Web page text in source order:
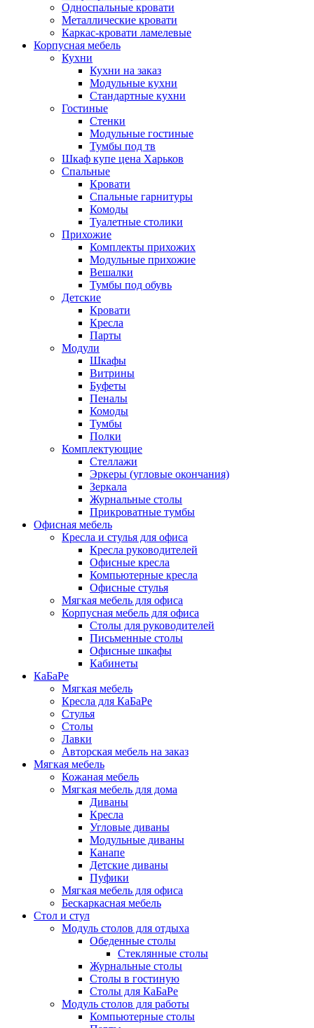
Односпальные кровати
Металлические кровати
Каркас-кровати ламелевые
Корпусная мебель
Кухни
Кухни на заказ
Модульные кухни
Стандартные кухни
Гостиные
Стенки
Модульные гостиные
Тумбы под тв
Шкаф купе цена Харьков
Спальные
Кровати
Спальные гарнитуры
Комоды
Туалетные столики
Прихожие
Комплекты прихожих
Модульные прихожие
Вешалки
Тумбы под обувь
Детские
Кровати
Кресла
Парты
Модули
Шкафы
Витрины
Буфеты
Пеналы
Комоды
Тумбы
Полки
Комплектующие
Стеллажи
Эркеры (угловые окончания)
Зеркала
Журнальные столы
Прикроватные тумбы
Офисная мебель
Кресла и стулья для офиса
Кресла руководителей
Офисные кресла
Компьютерные кресла
Офисные стулья
Мягкая мебель для офиса
Корпусная мебель для офиса
Столы для руководителей
Письменные столы
Офисные шкафы
Кабинеты
КаБаРе
Мягкая мебель
Кресла для КаБаРе
Стулья
Столы
Лавки
Авторская мебель на заказ
Мягкая мебель
Кожаная мебель
Мягкая мебель для дома
Диваны
Кресла
Угловые диваны
Модульные диваны
Канапе
Детские диваны
Пуфики
Мягкая мебель для офиса
Бескаркасная мебель
Стол и стул
Модуль столов для отдыха
Обеденные столы
Стеклянные столы
Журнальные столы
Столы в гостиную
Столы для КаБаРе
Модуль столов для работы
Компьютерные столы